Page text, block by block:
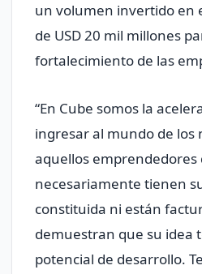
un volumen invertido en
de USD 20 mil millones
fortalecimiento de las
“En Cube somos la
ingresar al mundo de los
aquellos emprendedores
necesariamente tienen
constituida ni están
demuestran que su idea
potencial de desarrollo.